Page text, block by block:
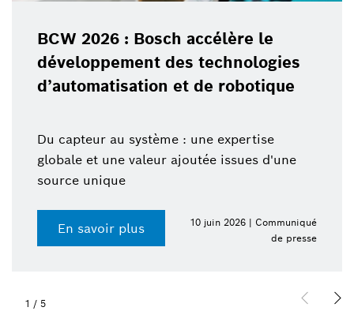
BCW 2026 : Bosch accélère le
développement des technologies
d’automatisation et de robotique
Du capteur au système : une expertise
globale et une valeur ajoutée issues d'une
source unique
En savoir plus
10 juin 2026 | Communiqué
de presse
1 / 5